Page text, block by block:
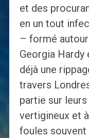
et des
en un tout
– formé
Georgia
déjà une
travers
partie sur
vertigineux et
foules souvent